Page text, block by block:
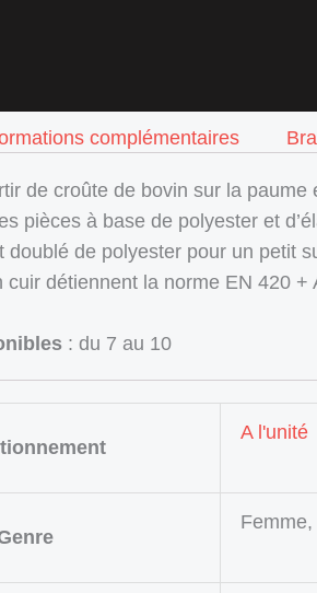
complémentaires
de croûte de bovin sur la
pièces à base de polyester et
doublé de polyester pour un petit
cuir détiennent la norme EN 420
: du 7 au 10
A l'unité